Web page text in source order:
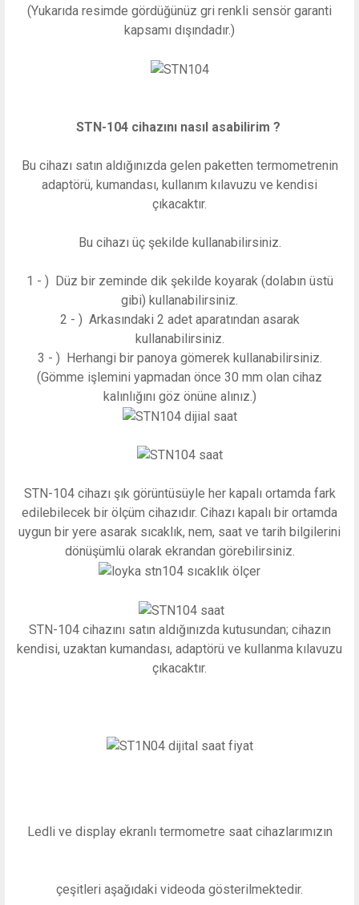
(Yukarıda resimde gördüğünüz gri renkli sensör garanti
kapsamı dışındadır.)
STN-104 cihazını nasıl asabilirim ?
Bu cihazı satın aldığınızda gelen paketten termometrenin
adaptörü, kumandası, kullanım kılavuzu ve kendisi
çıkacaktır.
Bu cihazı üç şekilde kullanabilirsiniz.
1 - ) Düz bir zeminde dik şekilde koyarak (dolabın üstü
gibi) kullanabilirsiniz.
2 - ) Arkasındaki 2 adet aparatından asarak
kullanabilirsiniz.
3 - ) Herhangi bir panoya gömerek kullanabilirsiniz.
(Gömme işlemini yapmadan önce 30 mm olan cihaz
kalınlığını göz önüne alınız.)
STN-104 cihazı şık görüntüsüyle her kapalı ortamda fark
edilebilecek bir ölçüm cihazıdır. Cihazı kapalı bir ortamda
uygun bir yere asarak sıcaklık, nem, saat ve tarih bilgilerini
dönüşümlü olarak ekrandan görebilirsiniz.
STN-104 cihazını satın aldığınızda kutusundan; cihazın
kendisi, uzaktan kumandası, adaptörü ve kullanma kılavuzu
çıkacaktır.
Ledli ve display ekranlı termometre saat cihazlarımızın
çeşitleri aşağıdaki videoda gösterilmektedir.